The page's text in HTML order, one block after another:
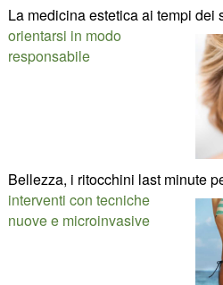
La medicina estetica ai tempi dei
orientarsi in modo
responsabile
Bellezza, i ritocchini last minute
interventi con tecniche
nuove e microinvasive